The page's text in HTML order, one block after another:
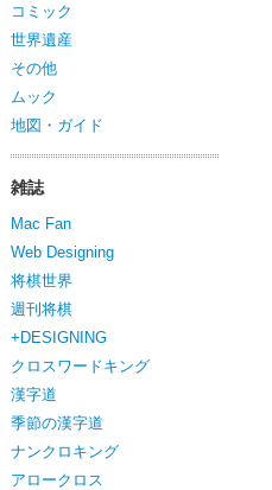
コミック
世界遺産
その他
ムック
地図・ガイド
雑誌
Mac Fan
Web Designing
将棋世界
週刊将棋
+DESIGNING
クロスワードキング
漢字道
季節の漢字道
ナンクロキング
アロークロス